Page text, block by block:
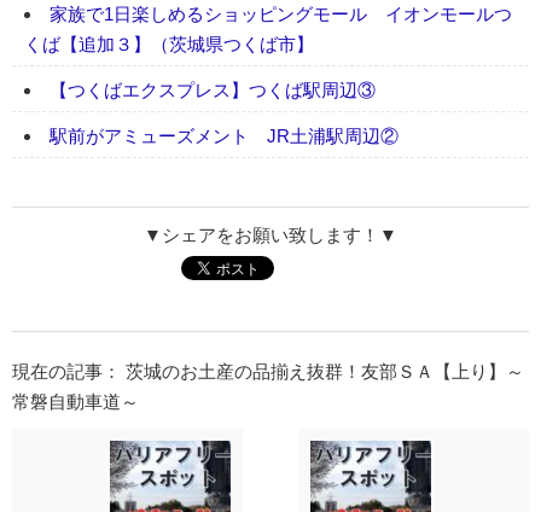
家族で1日楽しめるショッピングモール イオンモールつ
くば【追加３】（茨城県つくば市】
【つくばエクスプレス】つくば駅周辺③
駅前がアミューズメント JR土浦駅周辺②
▼シェアをお願い致します！▼
現在の記事： 茨城のお土産の品揃え抜群！友部ＳＡ【上り】～
常磐自動車道～